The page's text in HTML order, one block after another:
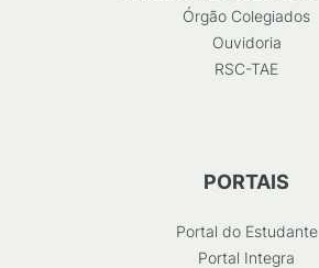
Órgão Colegiados
Ouvidoria
RSC-TAE
PORTAIS
Portal do Estudante
Portal Integra